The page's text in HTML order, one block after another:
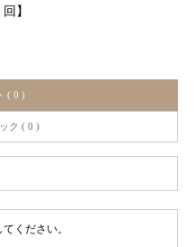
回】
( 0 )
ク ( 0 )
てください。